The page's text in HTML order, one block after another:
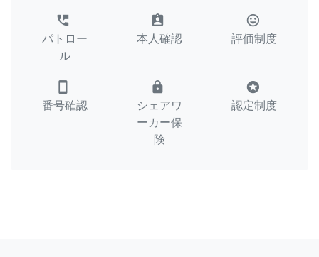
perm_phone_msg
パトロー
ル
assignment_ind
本人確認
tag_faces
評価制度
smartphone
番号確認
lock
シェアワ
ーカー保
険
stars
認定制度